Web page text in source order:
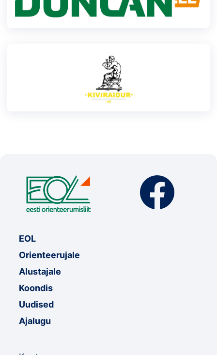
EOL
Orienteerujale
Alustajale
Koondis
Uudised
Ajalugu